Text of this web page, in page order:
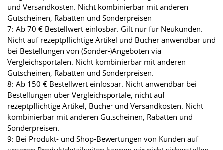
und Versandkosten. Nicht kombinierbar mit anderen
Gutscheinen, Rabatten und Sonderpreisen
7: Ab 70 € Bestellwert einlösbar. Gilt nur für Neukunden.
Nicht auf rezeptpflichtige Artikel und Bücher anwendbar und
bei Bestellungen von (Sonder-)Angeboten via
Vergleichsportalen. Nicht kombinierbar mit anderen
Gutscheinen, Rabatten und Sonderpreisen.
8: Ab 150 € Bestellwert einlösbar. Nicht anwendbar bei
Bestellungen über Vergleichsportale, nicht auf
rezeptpflichtige Artikel, Bücher und Versandkosten. Nicht
kombinierbar mit anderen Gutscheinen, Rabatten und
Sonderpreisen.
9: Bei Produkt- und Shop-Bewertungen von Kunden auf